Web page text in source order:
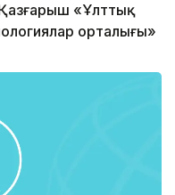
«Ұлттық
орталығы»